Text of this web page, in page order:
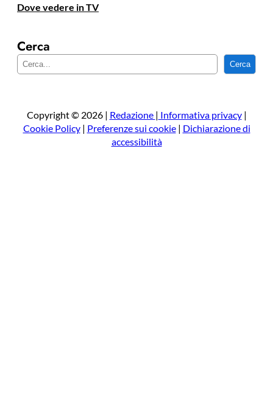
Dove vedere in TV
Cerca
e
a
Cerca
Copyright © 2026 | Redazione | Informativa privacy|
Cookie Policy| Preferenze sui cookie| Dichiarazione di
accessibilità